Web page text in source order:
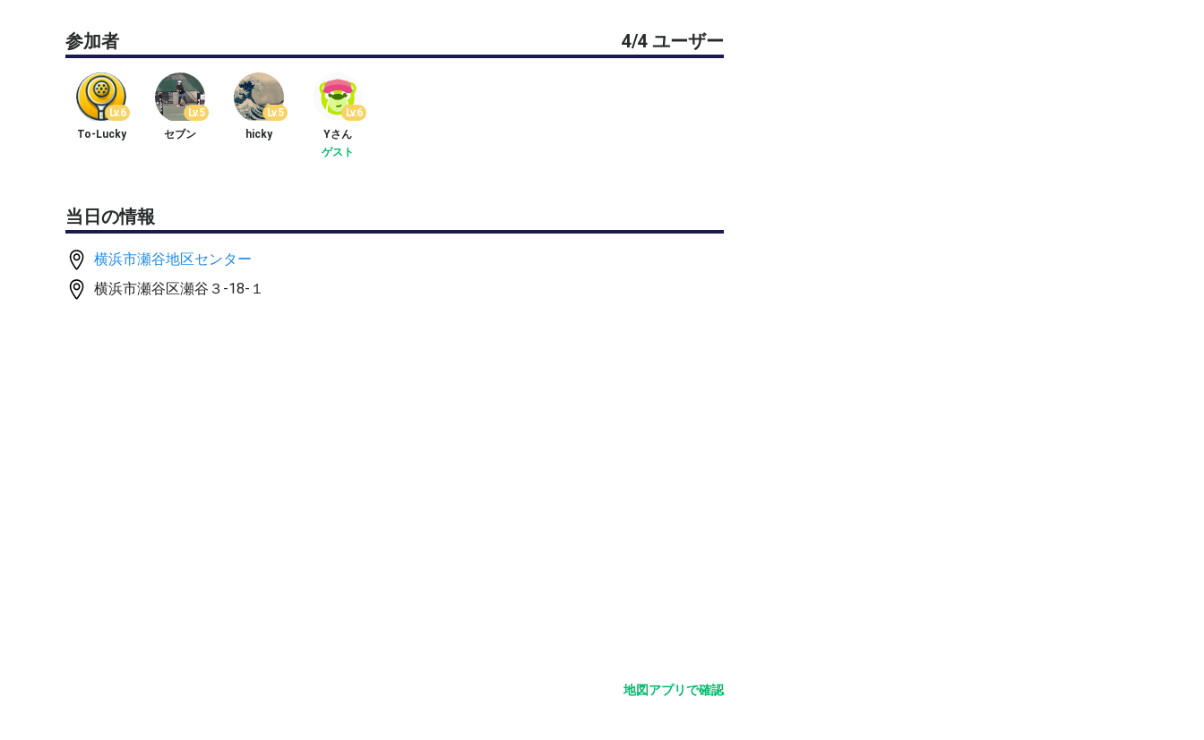
女性 試合経験のある方
これから試合にチャレンジ
していきたい方
Lv.5からお願いします
3人の時に練習でも可能な方
●募集人数：2人
主催者含め、4人で3時間お願いします
参加者 4/4 ユーザー
Lv.6
To-Lucky
Lv.5
セブン
Lv.5
hicky
Lv.6
Yさん
ゲスト
当日の情報
横浜市瀬谷地区センター
横浜市瀬谷区瀬谷３-18-１
地図アプリで確認